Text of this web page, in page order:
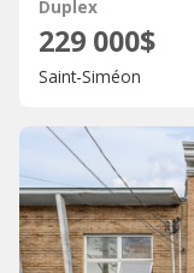
Duplex
229 000$
Saint-Siméon